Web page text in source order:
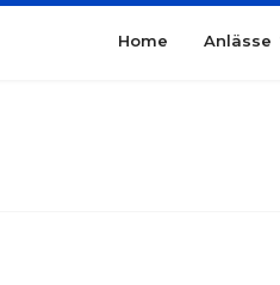
Home Anlässe